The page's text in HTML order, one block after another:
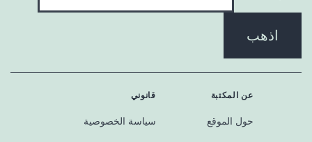
اذهب
عن المكتبة
حول الموقع
قانوني
سياسة الخصوصية